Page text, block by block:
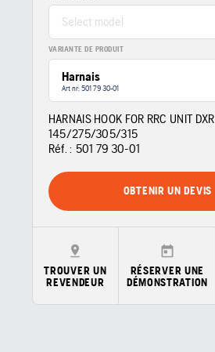
Select model
VARIANTE DE PRODUIT
Harnais
Art nr: 501 79 30‑01
HARNAIS HOOK FOR RRC UNIT DXR
145/275/305/315
Réf. : 501 79 30‑01
OBTENIR UN DEVIS
TROUVER UN
REVENDEUR
RÉSERVER UNE
DÉMONSTRATION